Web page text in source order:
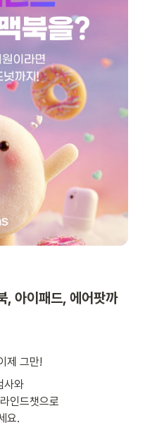
, 아이패드, 에어팟까
제 그만!
사와
인드챗으로
요.